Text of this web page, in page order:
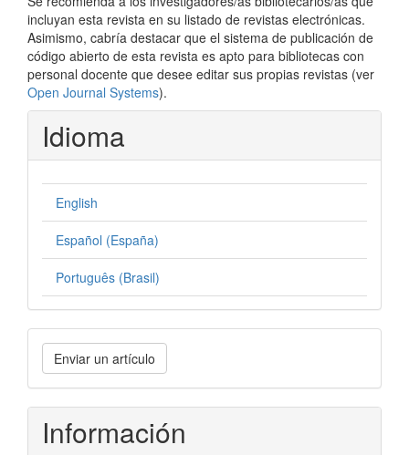
incluyan esta revista en su listado de revistas electrónicas.
Asimismo, cabría destacar que el sistema de publicación de
código abierto de esta revista es apto para bibliotecas con
personal docente que desee editar sus propias revistas (ver
Open Journal Systems).
Idioma
English
Español (España)
Português (Brasil)
Enviar
un
artículo
Enviar un artículo
Información